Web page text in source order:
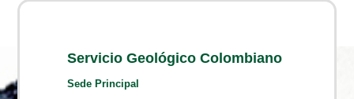
Servicio Geológico Colombiano
Sede Principal